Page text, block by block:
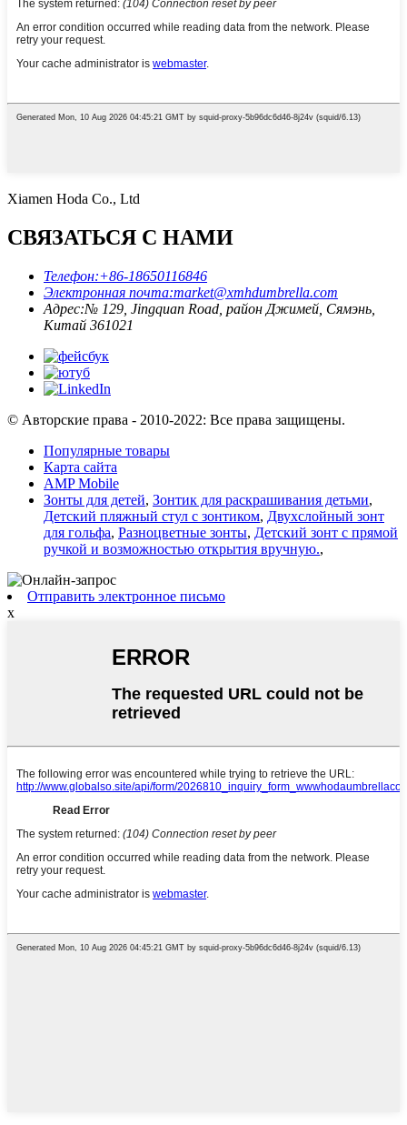
Xiamen Hoda Co., Ltd
СВЯЗАТЬСЯ С НАМИ
Телефон:+86-18650116846
Электронная почта:market@xmhdumbrella.com
Адрес:№ 129, Jingquan Road, район Джимей, Сямэнь,
Китай 361021
© Авторские права - 2010-2022: Все права защищены.
Популярные товары
Карта сайта
AMP Mobile
Зонты для детей, Зонтик для раскрашивания детьми,
Детский пляжный стул с зонтиком, Двухслойный зонт
для гольфа, Разноцветные зонты, Детский зонт с прямой
ручкой и возможностью открытия вручную.,
Отправить электронное письмо
x